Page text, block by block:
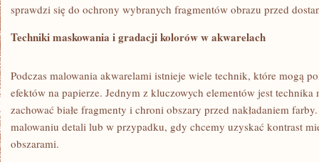
sprawdzi się do ochrony wybranych fragmentów‍ obrazu przed
Techniki maskowania ‌i gradacji kolorów w akwarelach
Podczas‍ malowania akwarelami istnieje ⁤wiele technik,⁣ które mogą
efektów na papierze. Jednym z kluczowych elementów jest technika
zachować białe fragmenty i chroni obszary przed nakładaniem
malowaniu detali lub w przypadku, ⁣gdy chcemy ‍uzyskać kontrast
obszarami.